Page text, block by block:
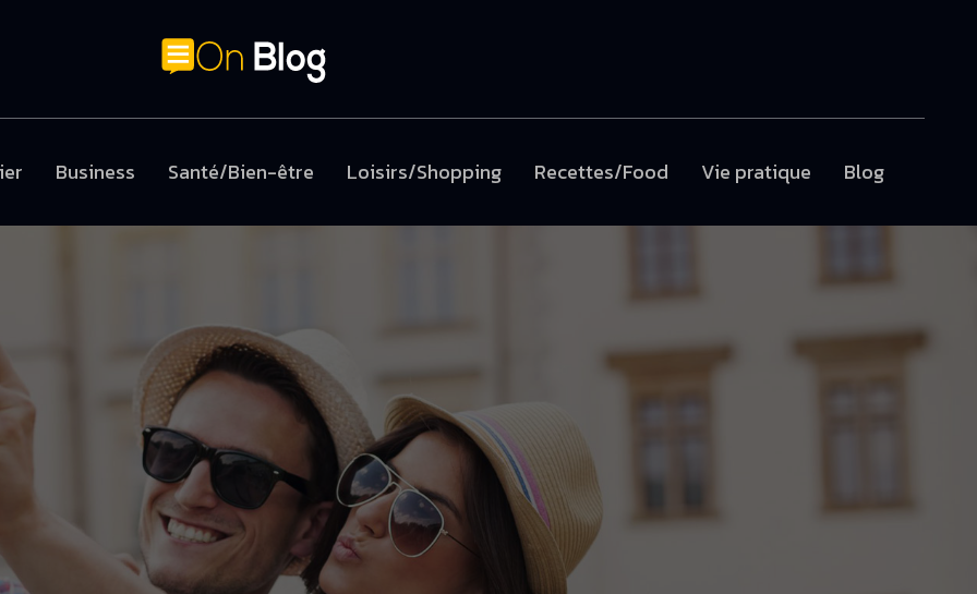
Business Santé/Bien-être Loisirs/Shopping Recettes/Food Vie pratique Blog